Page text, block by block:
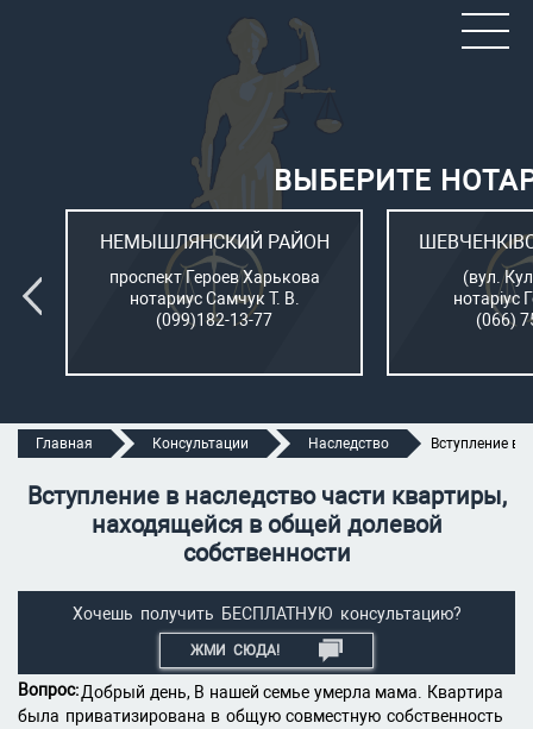
ВЫБЕРИТЕ
НЕМЫШЛЯНСКИЙ РАЙОН
проспект Героев Харькова
нотариус Самчук Т. В.
(099)182-13-77
(вул.
нотаріус
(066)
Главная Консультации Наследство Вступление в
Вступление в наследство части квартиры,
находящейся в общей долевой
собственности
Хочешь получить БЕСПЛАТНУЮ консультацию?
ЖМИ СЮДА!
Вопрос:Добрый день, В нашей семье умерла мама. Квартира
была приватизирована в общую совместную собственность